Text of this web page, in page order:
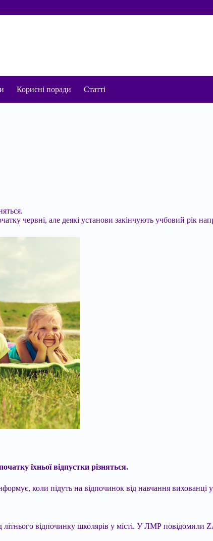
Корисні поради Статті
червні, але деякі установи закінчують учбовий рік
їхньої відпустки різняться.
коли підуть на відпочинок від навчання вихованці
літнього відпочинку школярів у місті. У ЛМР